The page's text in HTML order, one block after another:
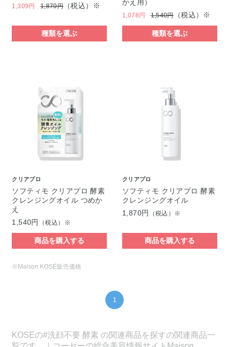
1,309円 1,870円 （税込）※
種類を選ぶ
かえ用）
1,078円 1,540円（税込）※
種類を選ぶ
クリアプロ
ソフティモ クリアプロ 酵素
クレンジングオイル つめか
え
1,540円
（税込）※
商品を購入する
クリアプロ
ソフティモ クリアプロ 酵素
クレンジングオイル
1,870円
（税込）※
商品を購入する
※Maison KOSÉ販売価格
1
KOSEの#洗顔不要 酵素 の関連商品を探すの関連商品一